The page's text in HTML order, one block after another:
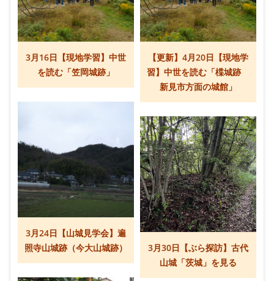
3月16日【現地学習】中世
を読む「笠岡城跡」
【更新】4月20日【現地学
習】中世を読む「楪城跡
新見市方面の城館」
3月24日【山城見学会】遍
照寺山城跡（今大山城跡）
3月30日【ぶら探訪】古代
山城「茨城」を見る